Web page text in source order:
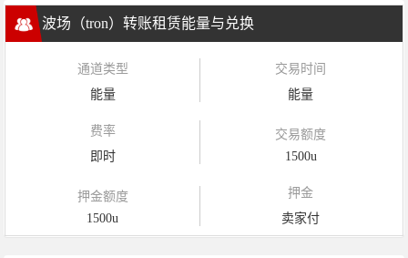
波场（tron）转账租赁能量与兑换
通道类型
能量
交易时间
能量
费率
即时
交易额度
1500u
押金额度
1500u
押金
卖家付